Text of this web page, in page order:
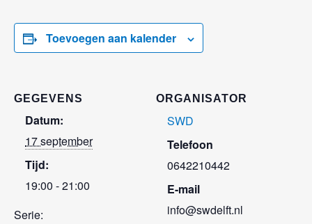
Toevoegen aan kalender
GEGEVENS
Datum:
17 september
Tijd:
19:00 - 21:00
Serie:
ORGANISATOR
SWD
Telefoon
0642210442
E-mail
info@swdelft.nl